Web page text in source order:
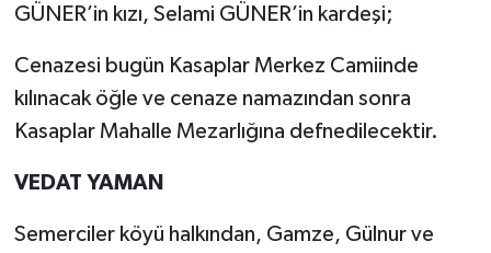
GÜNER’in kızı, Selami GÜNER’in kardeşi;
Cenazesi bugün Kasaplar Merkez Camiinde
kılınacak öğle ve cenaze namazından sonra
Kasaplar Mahalle Mezarlığına defnedilecektir.
VEDAT YAMAN
Semerciler köyü halkından, Gamze, Gülnur ve